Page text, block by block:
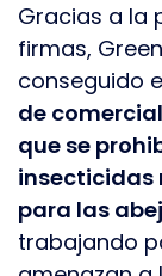
Gracias a la
firmas,
conseguido
de
que se
insecticidas
para las
trabajando